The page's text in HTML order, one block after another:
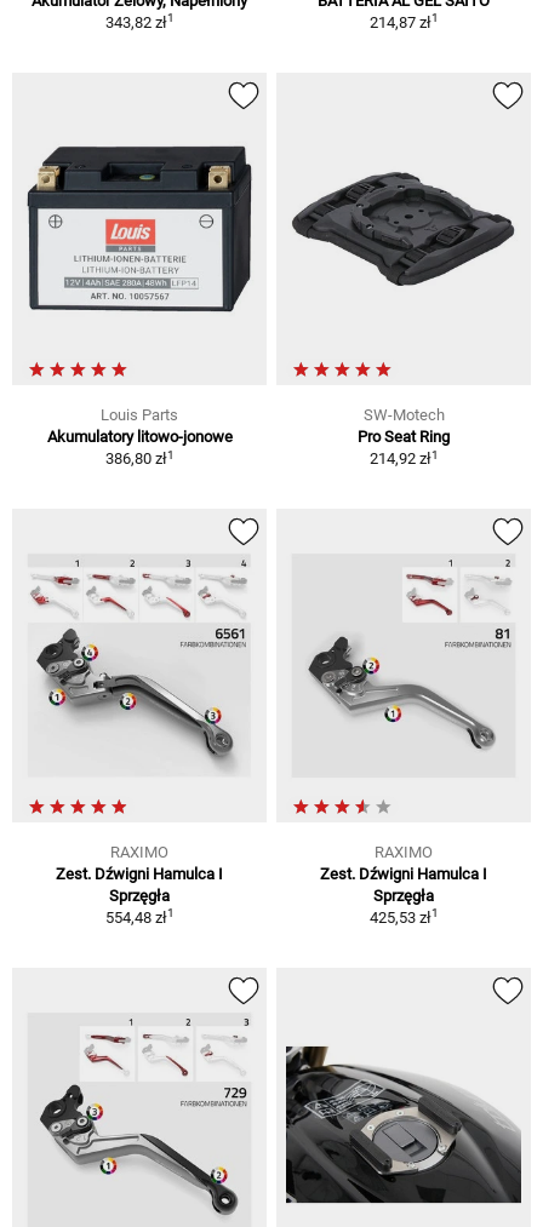
343,82 zł1
214,87 zł1
Louis Parts
Akumulatory litowo-jonowe
386,80 zł1
SW-Motech
Pro Seat Ring
214,92 zł1
RAXIMO
Zest. Dźwigni Hamulca I
Sprzęgła
554,48 zł1
RAXIMO
Zest. Dźwigni Hamulca I
Sprzęgła
425,53 zł1